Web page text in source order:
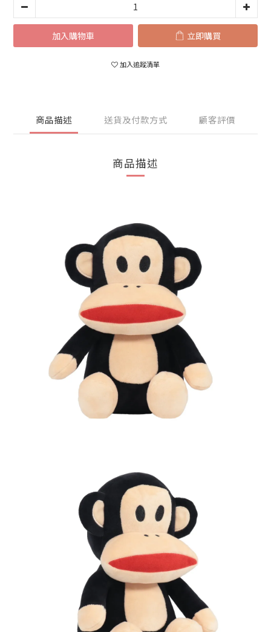
加入購物車 立即購買
加入追蹤清單
商品描述 送貨及付款方式 顧客評價
商品描述